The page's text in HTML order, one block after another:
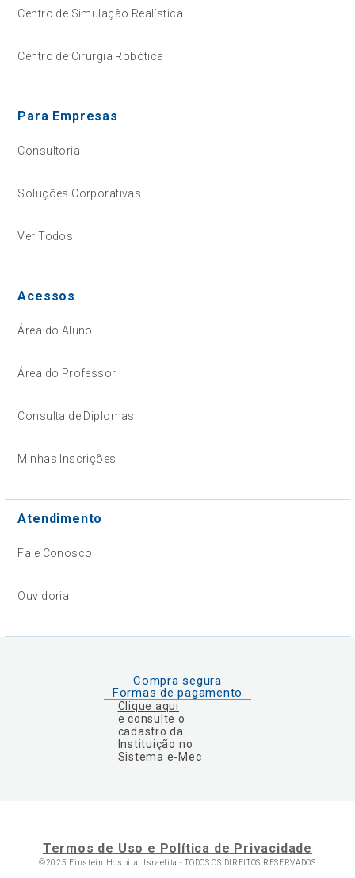
Centro de Simulação Realística
Centro de Cirurgia Robótica
Para Empresas
Consultoria
Soluções Corporativas
Ver Todos
Acessos
Área do Aluno
Área do Professor
Consulta de Diplomas
Minhas Inscrições
Atendimento
Fale Conosco
Ouvidoria
Compra segura
Formas de pagamento
Clique aqui
e consulte o
cadastro da
Instituição no
Sistema e-Mec
Termos de Uso e Política de Privacidade
©2025 Einstein Hospital Israelita -TODOS OS DIREITOS RESERVADOS